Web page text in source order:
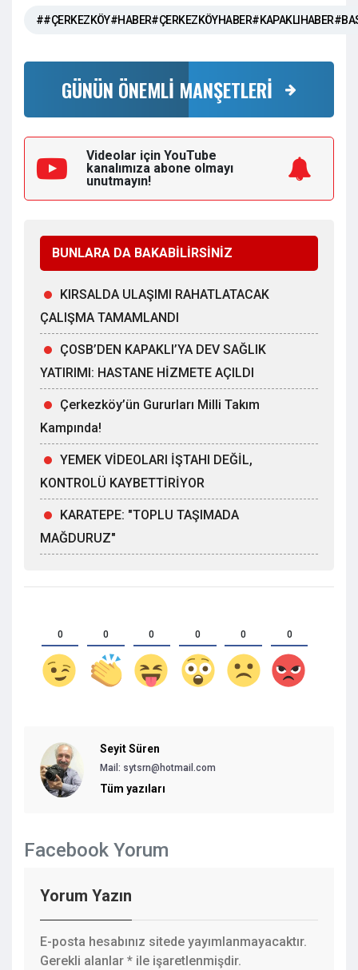
GÜNÜN ÖNEMLİ MANŞETLERİ
Videolar için YouTube
kanalımıza abone olmayı
unutmayın!
BUNLARA DA BAKABİLİRSİNİZ
KIRSALDA ULAŞIMI RAHATLATACAK
ÇALIŞMA TAMAMLANDI
ÇOSB’DEN KAPAKLI’YA DEV SAĞLIK
YATIRIMI: HASTANE HİZMETE AÇILDI
Çerkezköy’ün Gururları Milli Takım
Kampında!
YEMEK VİDEOLARI İŞTAHI DEĞİL,
KONTROLÜ KAYBETTİRİYOR
KARATEPE: "TOPLU TAŞIMADA
MAĞDURUZ"
0 0 0 0 0 0
Seyit Süren
Mail: sytsrn@hotmail.com
Tüm yazıları
Facebook Yorum
Yorum Yazın
E-posta hesabınız sitede yayımlanmayacaktır.
Gerekli alanlar * ile işaretlenmişdir.